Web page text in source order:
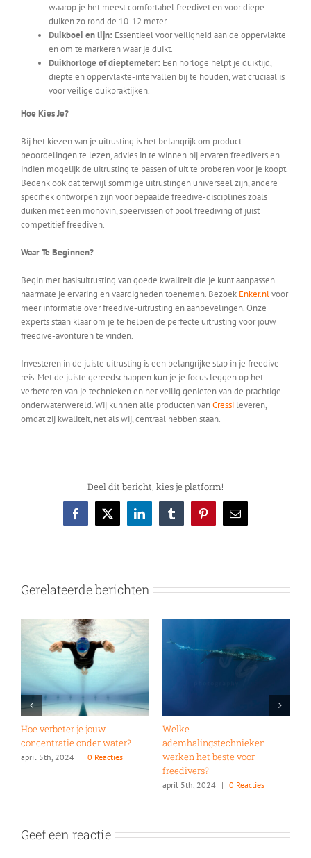
waarop je het meest comfortabel freedivet en voor diepe
duiken zo rond de 10-12 meter.
Duikboei en lijn: Essentieel voor veiligheid aan de oppervlakte
en om te markeren waar je duikt.
Duikhorloge of dieptemeter: Een horloge helpt je duiktijd,
diepte en oppervlakte-intervallen bij te houden, wat cruciaal is
voor veilige duikpraktijken.
Hoe Kies Je?
Bij het kiezen van je uitrusting is het belangrijk om product
beoordelingen te lezen, advies in te winnen bij ervaren freedivers en
indien mogelijk de uitrusting te passen of uit te proberen voor je koopt.
Bedenk ook dat terwijl sommige uitrustingen universeel zijn, andere
specifiek ontworpen zijn voor bepaalde freedive-disciplines zoals
duiken met een monovin, speervissen of pool freediving of juist
competitief freediven.
Waar Te Beginnen?
Begin met basisuitrusting van goede kwaliteit die je kunt aanpassen
naarmate je ervaring en vaardigheden toenemen. Bezoek Enker.nlvoor
meer informatie over freedive-uitrusting en aanbevelingen. Onze
experts staan klaar om je te helpen de perfecte uitrusting voor jouw
freedive-avonturen te vinden.
Investeren in de juiste uitrusting is een belangrijke stap in je freedive-
reis. Met de juiste gereedschappen kun je je focus leggen op het
verbeteren van je technieken en het veilig genieten van de prachtige
onderwaterwereld. Wij kunnen alle producten vanCressi leveren,
omdat zij kwaliteit, net als wij, centraal hebben staan.
Deel dit bericht, kies je platform!
Facebook
X LinkedInTumblrPinterest
E-
mail
Gerelateerde berichten
Hoe verbeter je jouw
concentratie onder water?
april 5th, 2024 | 0 Reacties
Welke
ademhalingstechnieken
werken het beste voor
freedivers?
april 5th, 2024 | 0 Reacties
Geef een reactie